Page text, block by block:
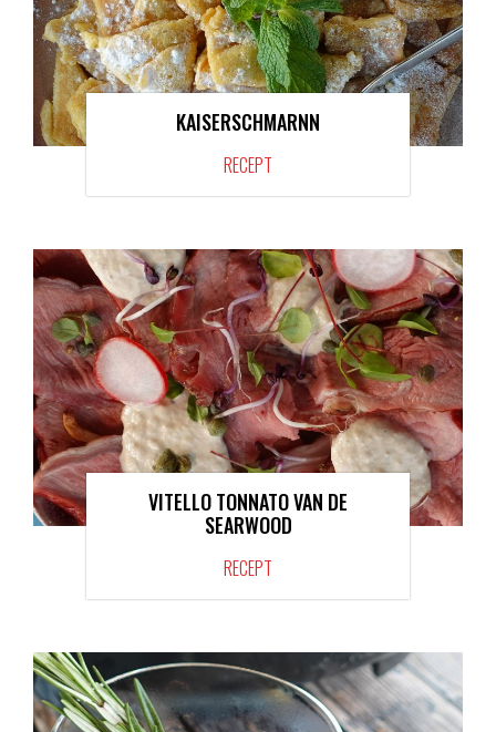
KAISERSCHMARNN
RECEPT
VITELLO TONNATO VAN DE
SEARWOOD
RECEPT